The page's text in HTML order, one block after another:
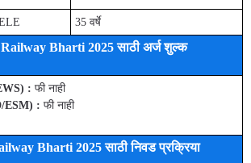
35 वर्षे
Bharti 2025 साठी अर्ज शुल्क
: फी नाही
ESM) : फी नाही
Bharti 2025 साठी निवड प्रक्रिया